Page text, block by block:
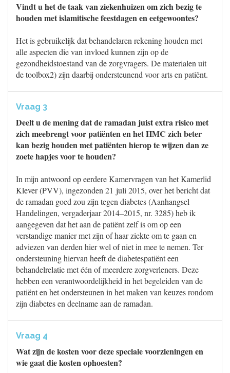
Vindt u het de taak van ziekenhuizen om zich bezig te
houden met islamitische feestdagen en eetgewoontes?
Het is gebruikelijk dat behandelaren rekening houden met
alle aspecten die van invloed kunnen zijn op de
gezondheidstoestand van de zorgvragers. De materialen uit
de toolbox2) zijn daarbij ondersteunend voor arts en patiënt.
Vraag 3
Deelt u de mening dat de ramadan juist extra risico met
zich meebrengt voor patiënten en het HMC zich beter
kan bezig houden met patiënten hierop te wijzen dan ze
zoete hapjes voor te houden?
In mijn antwoord op eerdere Kamervragen van het Kamerlid
Klever (PVV), ingezonden 21 juli 2015, over het bericht dat
de ramadan goed zou zijn tegen diabetes (Aanhangsel
Handelingen, vergaderjaar 2014–2015, nr. 3285) heb ik
aangegeven dat het aan de patiënt zelf is om op een
verstandige manier met zijn of haar ziekte om te gaan en
adviezen van derden hier wel of niet in mee te nemen. Ter
ondersteuning hiervan heeft de diabetespatiënt een
behandelrelatie met één of meerdere zorgverleners. Deze
hebben een verantwoordelijkheid in het begeleiden van de
patiënt en het ondersteunen in het maken van keuzes rondom
zijn diabetes en deelname aan de ramadan.
Vraag 4
Wat zijn de kosten voor deze speciale voorzieningen en
wie gaat die kosten ophoesten?